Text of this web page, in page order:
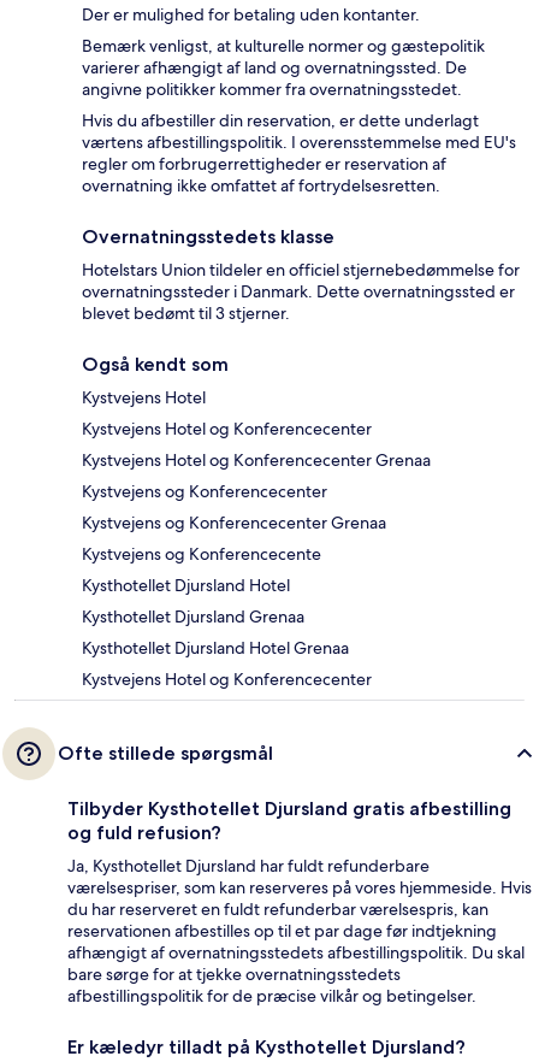
Der er mulighed for betaling uden kontanter.
Bemærk venligst, at kulturelle normer og gæstepolitik
varierer afhængigt af land og overnatningssted. De
angivne politikker kommer fra overnatningsstedet.
Hvis du afbestiller din reservation, er dette underlagt
værtens afbestillingspolitik. I overensstemmelse med EU's
regler om forbrugerrettigheder er reservation af
overnatning ikke omfattet af fortrydelsesretten.
Overnatningsstedets klasse
Hotelstars Union tildeler en officiel stjernebedømmelse for
overnatningssteder i Danmark. Dette overnatningssted er
blevet bedømt til 3 stjerner.
Også kendt som
Kystvejens Hotel
Kystvejens Hotel og Konferencecenter
Kystvejens Hotel og Konferencecenter Grenaa
Kystvejens og Konferencecenter
Kystvejens og Konferencecenter Grenaa
Kystvejens og Konferencecente
Kysthotellet Djursland Hotel
Kysthotellet Djursland Grenaa
Kysthotellet Djursland Hotel Grenaa
Kystvejens Hotel og Konferencecenter
Ofte stillede spørgsmål
Tilbyder Kysthotellet Djursland gratis afbestilling
og fuld refusion?
Ja, Kysthotellet Djursland har fuldt refunderbare
værelsespriser, som kan reserveres på vores hjemmeside. Hvis
du har reserveret en fuldt refunderbar værelsespris, kan
reservationen afbestilles op til et par dage før indtjekning
afhængigt af overnatningsstedets afbestillingspolitik. Du skal
bare sørge for at tjekke overnatningsstedets
afbestillingspolitik for de præcise vilkår og betingelser.
Er kæledyr tilladt på Kysthotellet Djursland?